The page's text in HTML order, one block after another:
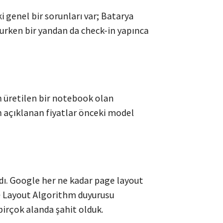
genel bir sorunları var; Batarya
bir yandan da check-in yapınca
üretilen bir notebook olan
açıklanan fiyatlar önceki model
Google her ne kadar page layout
Layout Algorithm duyurusu
alanda şahit olduk.